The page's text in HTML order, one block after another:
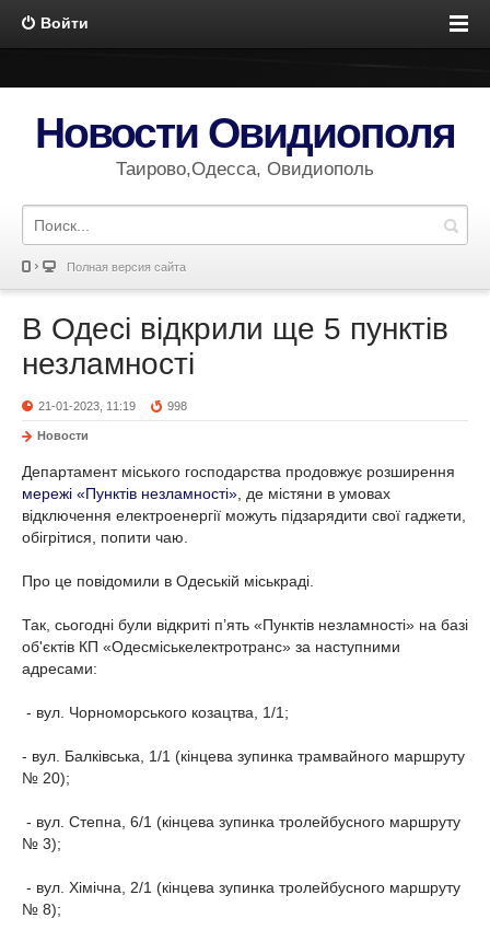
Войти
Новости Овидиополя
Таирово,Одесса, Овидиополь
Полная версия сайта
В Одесі відкрили ще 5 пунктів
незламності
21-01-2023, 11:19 998
Новости
Департамент міського господарства продовжує розширення
мережі «Пунктів незламності» , де містяни в умовах
відключення електроенергії можуть підзарядити свої гаджети,
обігрітися, попити чаю.
Про це повідомили в Одеській міськраді.
Так, сьогодні були відкриті п’ять «Пунктів незламності» на базі
об'єктів КП «Одесміськелектротранс» за наступними
адресами:
- вул. Чорноморського козацтва, 1/1;
- вул. Балківська, 1/1 (кінцева зупинка трамвайного маршруту
№ 20);
- вул. Степна, 6/1 (кінцева зупинка тролейбусного маршруту
№ 3);
- вул. Хімічна, 2/1 (кінцева зупинка тролейбусного маршруту
№ 8);